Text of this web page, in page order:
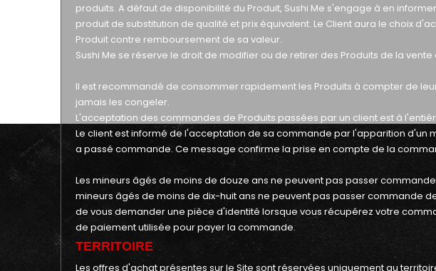
produits. A défaut de disponibilité du Produit, Sushi Me s'engage à en
produit de substitution de qualité et prix équivalent. Le Client aura le choix
Produit contre remboursement de sa valeur.
Sushi Me se réserve le droit de modifier ou de retirer des Produits de la
Il est recommandé de consommer rapidement les Produits à compter de
jamais les congeler.
L'acceptation des commandes de Produits passées par un client est à
Le client est informé de l'acceptation de sa commande par l'apparition d'un
a passé commande. Ce message confirme la prise en compte de la
Les mineurs âgés de moins de douze ans ne peuvent pas passer
mineurs âgés de moins de dix-huit ans ne peuvent pas passer commande
de vous demander une pièce d'identité lorsque vous récupérez votre
de paiement utilisée pour payer la commande.
TERRITOIRE
Les offres d'achat présentes sur le Site sont réservées uniquement au